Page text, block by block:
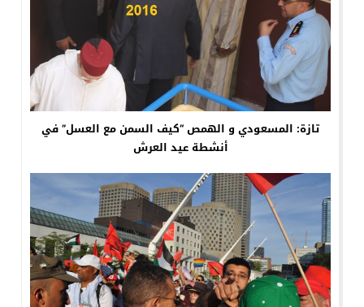
تازة: المسعودي و الهمص “كيف السمن مع العسل” في
أنشطة عيد العرش